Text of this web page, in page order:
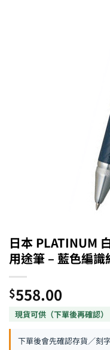
日本 PLATINUM
用途筆 – 藍色編識
$558.00
下單後會先確認存貨／刻